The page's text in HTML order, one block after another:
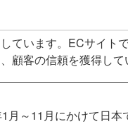
ています。ECサイト
顧客の信頼を獲得して
～11月にかけて日本